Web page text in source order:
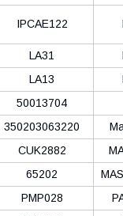
IPCAE122
LA31
LA13
50013704
350203063220
CUK2882
65202
PMP028